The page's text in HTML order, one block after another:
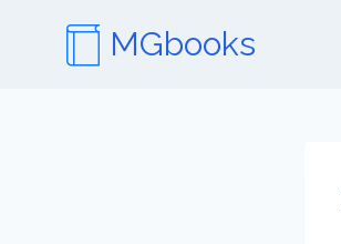
содержимому
MGbooks